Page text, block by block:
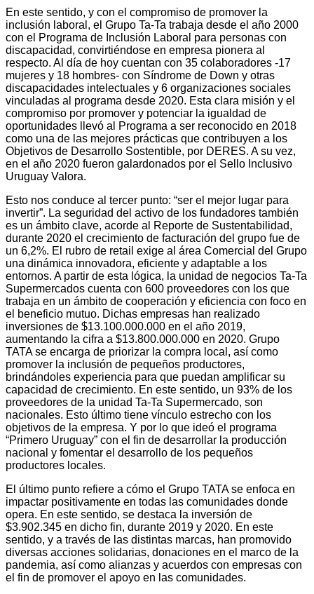
En este sentido, y con el compromiso de promover la
inclusión laboral, el Grupo Ta-Ta trabaja desde el año 2000
con el Programa de Inclusión Laboral para personas con
discapacidad, convirtiéndose en empresa pionera al
respecto. Al día de hoy cuentan con 35 colaboradores -17
mujeres y 18 hombres- con Síndrome de Down y otras
discapacidades intelectuales y 6 organizaciones sociales
vinculadas al programa desde 2020. Esta clara misión y el
compromiso por promover y potenciar la igualdad de
oportunidades llevó al Programa a ser reconocido en 2018
como una de las mejores prácticas que contribuyen a los
Objetivos de Desarrollo Sostentible, por DERES. A su vez,
en el año 2020 fueron galardonados por el Sello Inclusivo
Uruguay Valora.
Esto nos conduce al tercer punto: “ser el mejor lugar para
invertir”. La seguridad del activo de los fundadores también
es un ámbito clave, acorde al Reporte de Sustentabilidad,
durante 2020 el crecimiento de facturación del grupo fue de
un 6,2%. El rubro de retail exige al área Comercial del Grupo
una dinámica innovadora, eficiente y adaptable a los
entornos. A partir de esta lógica, la unidad de negocios Ta-Ta
Supermercados cuenta con 600 proveedores con los que
trabaja en un ámbito de cooperación y eficiencia con foco en
el beneficio mutuo. Dichas empresas han realizado
inversiones de $13.100.000.000 en el año 2019,
aumentando la cifra a $13.800.000.000 en 2020. Grupo
TATA se encarga de priorizar la compra local, así como
promover la inclusión de pequeños productores,
brindándoles experiencia para que puedan amplificar su
capacidad de crecimiento. En este sentido, un 93% de los
proveedores de la unidad Ta-Ta Supermercado, son
nacionales. Esto último tiene vínculo estrecho con los
objetivos de la empresa. Y por lo que ideó el programa
“Primero Uruguay” con el fin de desarrollar la producción
nacional y fomentar el desarrollo de los pequeños
productores locales.
El último punto refiere a cómo el Grupo TATA se enfoca en
impactar positivamente en todas las comunidades donde
opera. En este sentido, se destaca la inversión de
$3.902.345 en dicho fin, durante 2019 y 2020. En este
sentido, y a través de las distintas marcas, han promovido
diversas acciones solidarias, donaciones en el marco de la
pandemia, así como alianzas y acuerdos con empresas con
el fin de promover el apoyo en las comunidades.